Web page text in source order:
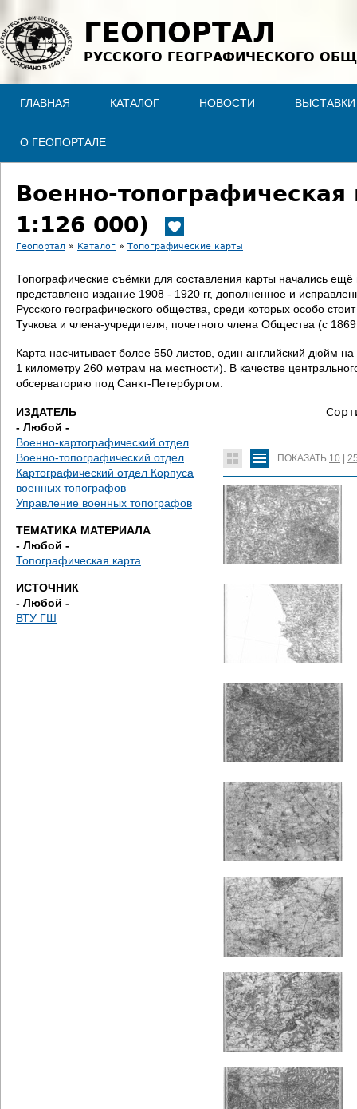
ГЕОПОРТАЛ
РУССКОГО ГЕОГРАФИЧЕСКОГО
ГЛАВНАЯ КАТАЛОГ НОВОСТИ ВЫСТАВКИ
О ГЕОПОРТАЛЕ
Военно-
1:126 000)
В
ы
з
д
с
ь
Геопортал » Каталог » Топографические карты
Топографические съёмки для составления карты начались
представлено издание 1908 - 1920 гг, дополненное и
Русского географического общества, среди которых особо
Тучкова и члена-учредителя, почетного члена Общества (с
Карта насчитывает более 550 листов, один английский дюйм
1 километру 260 метрам на местности). В качестве
обсерваторию под Санкт-Петербургом.
ИЗДАТЕЛЬ
- Любой -
Военно-картографический отдел
Военно-топографический отдел
Картографический отдел Корпуса
военных топографов
Управление военных топографов
ТЕМАТИКА МАТЕРИАЛА
- Любой -
Топографическая карта
ИСТОЧНИК
- Любой -
ВТУ ГШ
ПОКАЗАТЬ 10 |